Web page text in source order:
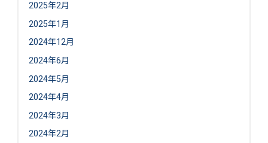
2025年2月
2025年1月
2024年12月
2024年6月
2024年5月
2024年4月
2024年3月
2024年2月